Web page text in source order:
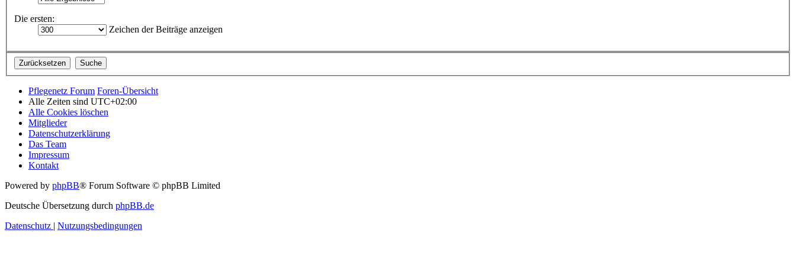
Die ersten:
Zeichen der Beiträge anzeigen
Pflegenetz Forum Foren-Übersicht
Alle Zeiten sind UTC+02:00
Alle Cookies löschen
Mitglieder
Datenschutzerklärung
Das Team
Impressum
Kontakt
Powered by phpBB® Forum Software © phpBB Limited
Deutsche Übersetzung durch phpBB.de
Datenschutz | Nutzungsbedingungen